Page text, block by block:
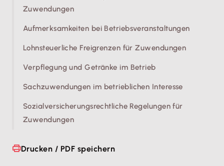
Zuwendungen
Aufmerksamkeiten bei Betriebsveranstaltungen
Lohnsteuerliche Freigrenzen für Zuwendungen
Verpflegung und Getränke im Betrieb
Sachzuwendungen im betrieblichen Interesse
Sozialversicherungsrechtliche Regelungen für
Zuwendungen
Drucken / PDF speichern